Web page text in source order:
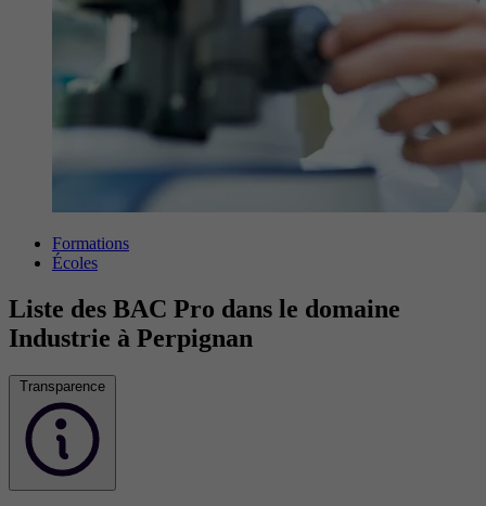
Formations
Écoles
Liste des BAC Pro dans le domaine
Industrie à Perpignan
Transparence